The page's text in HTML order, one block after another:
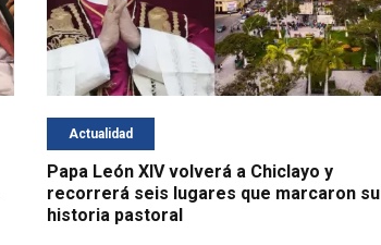
Actualidad
Papa León XIV volverá a Chiclayo y
recorrerá seis lugares que marcaron su
historia pastoral